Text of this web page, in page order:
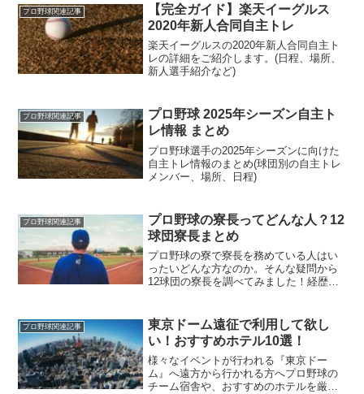
プロ野球関連記事
【完全ガイド】楽天イーグルス
2020年新人合同自主トレ
楽天イーグルスの2020年新人合同自主ト
レの詳細をご紹介します。(日程、場所、
新人選手紹介など)
プロ野球関連記事
プロ野球 2025年シーズン自主ト
レ情報 まとめ
プロ野球選手の2025年シーズンに向けた
自主トレ情報のまとめ(球団別の自主トレ
メンバー、場所、日程)
プロ野球関連記事
プロ野球の寮長ってどんな人？12
球団寮長まとめ
プロ野球の寮で寮長を務めている人はい
ったいどんな方なのか。そんな疑問から
12球団の寮長を調べてみました！経歴か
プロ野球関連記事
東京ドーム遠征で利用して欲し
い！おすすめホテル10選！
様々なイベントが行われる『東京ドー
ム』へ遠方から行かれる方へプロ野球の
チーム宿舎や、おすすめのホテルを厳選